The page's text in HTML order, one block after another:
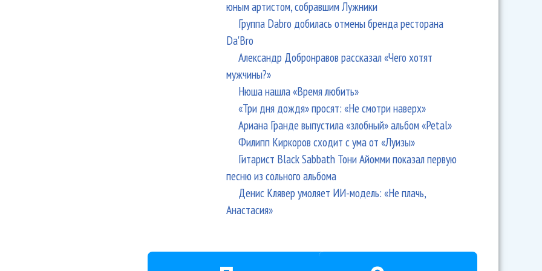
юным артистом, собравшим Лужники
Группа Dabro добилась отмены бренда ресторана
Da'Bro
Александр Добронравов рассказал «Чего хотят
мужчины?»
Нюша нашла «Время любить»
«Три дня дождя» просят: «Не смотри наверх»
Ариана Гранде выпустила «злобный» альбом «Petal»
Филипп Киркоров сходит с ума от «Луизы»
Гитарист Black Sabbath Тони Айомми показал первую
песню из сольного альбома
Денис Клявер умоляет ИИ-модель: «Не плачь,
Анастасия»